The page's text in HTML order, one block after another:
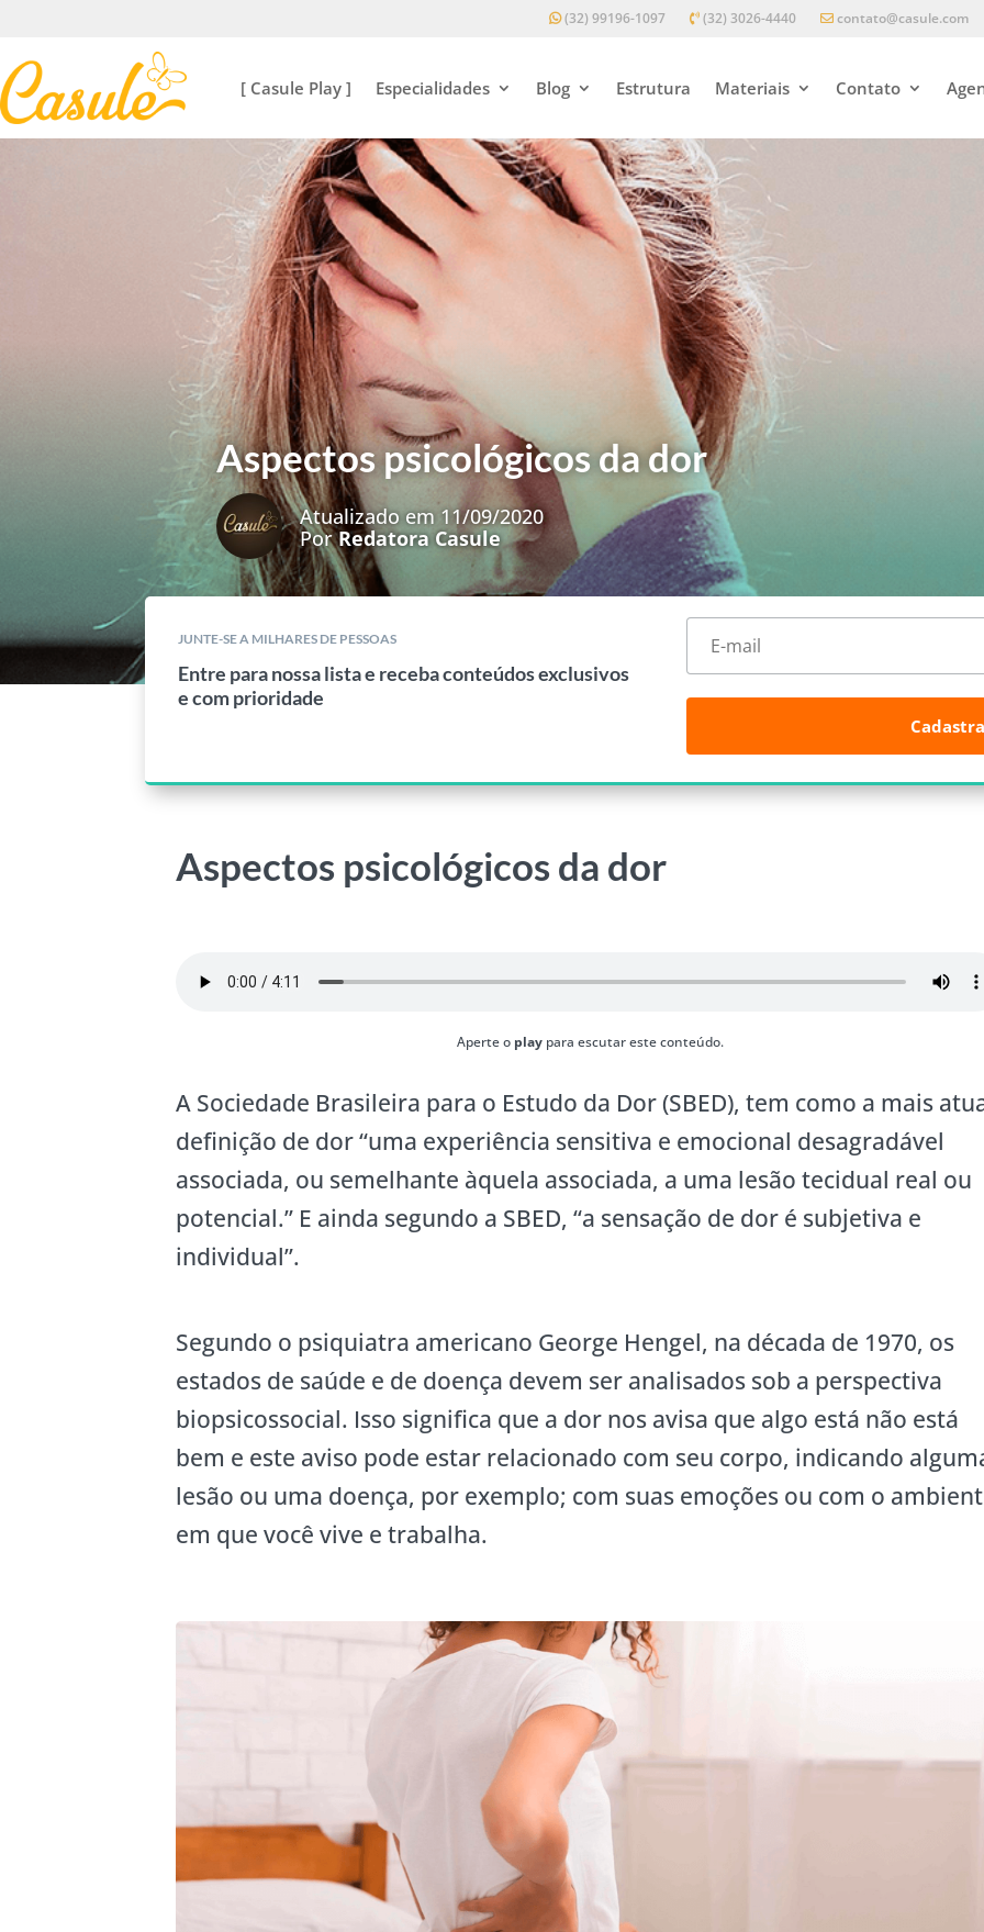
(32) 99196-1097 (32) 3026-4440 contato@casule.com
[ Casule Play ] Especialidades Blog Estrutura Materiais Contato
Aspectos psicológicos da dor
Atualizado em 11/09/2020
PorRedatora Casule
JUNTE-SE A MILHARES DE PESSOAS
Entre para nossa lista e receba conteúdos exclusivos
e com prioridade
Aspectos psicológicos da dor
Aperte o play para escutar este conteúdo.
A Sociedade Brasileira para o Estudo da Dor (SBED), tem como a mais
definição de dor “uma experiência sensitiva e emocional desagradável
associada, ou semelhante àquela associada, a uma lesão tecidual real ou
potencial.” E ainda segundo a SBED, “a sensação de dor é subjetiva e
individual”.
Segundo o psiquiatra americano George Hengel, na década de 1970, os
estados de saúde e de doença devem ser analisados sob a perspectiva
biopsicossocial. Isso significa que a dor nos avisa que algo está não está
bem e este aviso pode estar relacionado com seu corpo, indicando
lesão ou uma doença, por exemplo; com suas emoções ou com o
em que você vive e trabalha.